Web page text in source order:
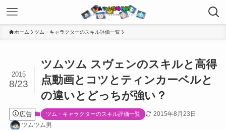
ホーム ツム・キャラクターのスキル評価一覧
ツムツム スヴェンのスキルと高得
点動画とコツとティンカーベルと
の違いとどっちが強い？
2015
8/23
広告 ツム・キャラクターのスキル評価一覧
2015年8月23日
ツムツム男